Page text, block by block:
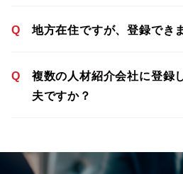
Q 地方在住ですが、登録でき
Q
複数の人材紹介会社に登録
夫ですか？